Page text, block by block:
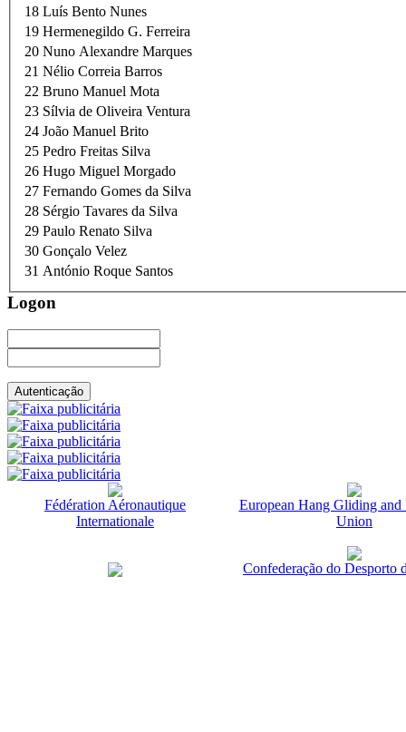
18 Luís Bento Nunes
19 Hermenegildo G. Ferreira
20 Nuno Alexandre Marques
21 Nélio Correia Barros
22 Bruno Manuel Mota
23 Sílvia de Oliveira Ventura
24 João Manuel Brito
25 Pedro Freitas Silva
26 Hugo Miguel Morgado
27 Fernando Gomes da Silva
28 Sérgio Tavares da Silva
29 Paulo Renato Silva
30 Gonçalo Velez
31 António Roque Santos
Logon
Fédération Aéronautique
Internationale
European Hang Gliding and
Union
Confederação do Desporto